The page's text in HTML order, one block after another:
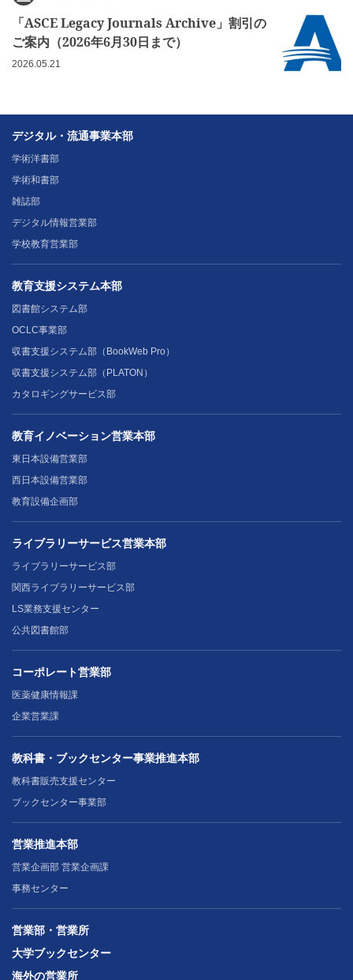
「ASCE Legacy Journals Archive」割引の
ご案内（2026年6月30日まで）
2026.05.21
デジタル・流通事業本部
学術洋書部
学術和書部
雑誌部
デジタル情報営業部
学校教育営業部
教育支援システム本部
図書館システム部
OCLC事業部
収書支援システム部（BookWeb Pro）
収書支援システム部（PLATON）
カタロギングサービス部
教育イノベーション営業本部
東日本設備営業部
西日本設備営業部
教育設備企画部
ライブラリーサービス営業本部
ライブラリーサービス部
関西ライブラリーサービス部
LS業務支援センター
公共図書館部
コーポレート営業部
医薬健康情報課
企業営業課
教科書・ブックセンター事業推進本部
教科書販売支援センター
ブックセンター事業部
営業推進本部
営業企画部 営業企画課
事務センター
営業部・営業所
大学ブックセンター
海外の営業所